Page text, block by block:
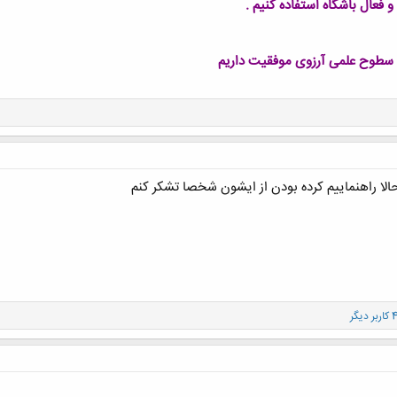
باشگاه استفاده کنیم .
سطوح علمی آرزوی موفقیت داریم
راهنماییم کرده بودن از ایشون شخصا تشکر کنم